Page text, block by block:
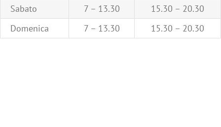
Sabato
7 – 13.30
15.30 – 20.30
Domenica
7 – 13.30 15.30 – 20.30